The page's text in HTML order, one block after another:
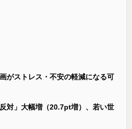
がストレス・不安の軽減になる可
対」大幅増（20.7pt増）、若い世